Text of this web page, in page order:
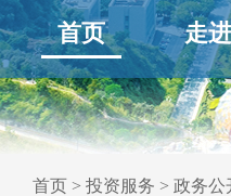
首页 走
首页 > 投资服务 > 政务公